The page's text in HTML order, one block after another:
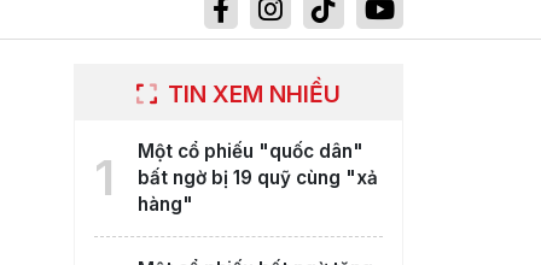
TIN XEM NHIỀU
1
Một cổ phiếu "quốc dân"
bất ngờ bị 19 quỹ cùng "xả
hàng"